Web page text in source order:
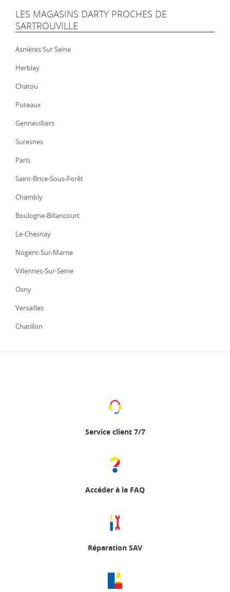
LES MAGASINS DARTY PROCHES DE
SARTROUVILLE
Asnières Sur Seine
Herblay
Chatou
Puteaux
Gennevilliers
Suresnes
Paris
Saint-Brice-Sous-Forêt
Chambly
Boulogne-Billancourt
Le-Chesnay
Nogent-Sur-Marne
Villennes-Sur-Seine
Osny
Versailles
Chatillon
Service client 7/7
Accéder à la FAQ
Réparation SAV